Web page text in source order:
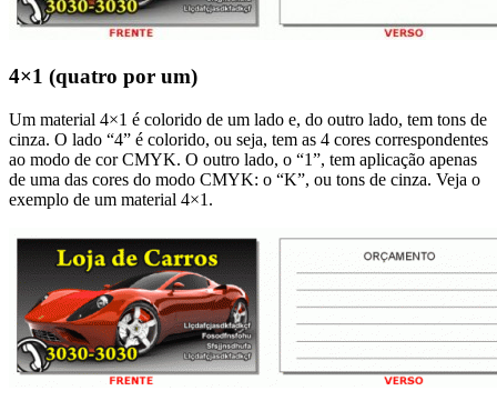
4×1 (quatro por um)
Um material 4×1 é colorido de um lado e, do outro lado, tem tons de
cinza. O lado “4” é colorido, ou seja, tem as 4 cores correspondentes
ao modo de cor CMYK. O outro lado, o “1”, tem aplicação apenas
de uma das cores do modo CMYK: o “K”, ou tons de cinza. Veja o
exemplo de um material 4×1.